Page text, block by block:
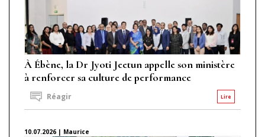
À Ébène, la Dr Jyoti Jeetun appelle son ministère
à renforcer sa culture de performance
Lire
Réagir
10.07.2026 | Maurice